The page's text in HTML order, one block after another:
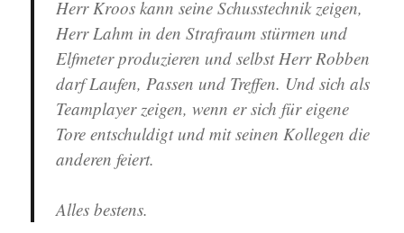
Herr Kroos kann seine Schusstechnik zeigen,
Herr Lahm in den Strafraum stürmen und
Elfmeter produzieren und selbst Herr Robben
darf Laufen, Passen und Treffen. Und sich als
Teamplayer zeigen, wenn er sich für eigene
Tore entschuldigt und mit seinen Kollegen die
anderen feiert.
Alles bestens.